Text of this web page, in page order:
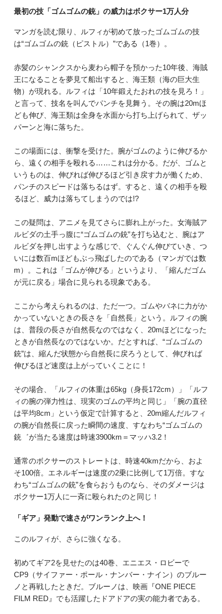
最初の技「ゴムゴムの銃」の威力はボクサー1万人分
マンガを読む限り、ルフィが初めて放ったゴムゴムの技
は“ゴムゴムの銃（ピストル）”である（1巻）。
赤髪のシャンクスから麦わら帽子を預かった10年後、海賊
王になることを夢見て船出すると、海王類（海の巨大生
物）が現れる。ルフィは「10年鍛えたおれの技を見ろ！」
と言って、技名を叫んでパンチを見舞う。その腕は20mほ
ども伸び、海王類は全身を水面から打ち上げられて、ザッ
パーンと海に落ちた。
この場面には、衝撃を受けた。腕がゴムのように伸びるか
ら、遠くの相手を殴れる……これは分かる。だが、ゴムと
いうものは、伸びれば伸びるほど引き戻す力が働くため、
パンチのスピードは落ちるはず。すると、遠くの相手を殴
るほど、威力は落ちてしまうのでは!?
この疑問は、アニメを見てさらに膨れ上がった。女海賊ア
ルビダの土手っ腹に“ゴムゴムの銃”を打ち込むと、腕はア
ルビダを押し出すような感じで、ぐんぐん伸びていき、つ
いには数百mほどもぶっ飛ばしたのである（マンガでは数
m）。これは「ゴムが伸びる」というより、「縮んだゴム
が元に戻る」場合に見られる現象である。
ここから考えられるのは、ただ一つ。ゴムやバネに力がか
かっていないときの長さを「自然長」という。ルフィの腕
は、普段の長さが自然長なのではなく、20mほどになった
ときが自然長なのではないか。だとすれば、“ゴムゴムの
銃”は、縮んだ状態から自然長に戻ろうとして、伸びれば
伸びるほど速度は上がっていくことに！
その場合、「ルフィの体重は65kg（身長172cm）」「ルフ
ィの腕の弾力性は、現実のゴムの平均と同じ」「腕の直径
は平均8cm」という仮定で計算すると、20m縮んだルフィ
の腕が自然長に戻った瞬間の速度、すなわち“ゴムゴムの
銃゛が当たる速度は時速3900km＝マッハ3.2！
通常のボクサーのストレートは、時速40kmだから、およ
そ100倍。エネルギーは速度の2乗に比例して1万倍。すな
わち“ゴムゴムの銃”を食らおうものなら、そのダメージは
ボクサー1万人に一斉に殴られたのと同じ！
「ギア」発動で速さがワンランク上へ！
このルフィが、さらに強くなる。
初めてギア2を見せたのは40巻、エニエス・ロビーで
CP9（サイファー・ポール・ナンバー・ナイン）のブルー
ノと再戦したときだ。ブルーノは、映画『ONE PIECE
FILM RED』でも活躍したドアドアの実の能力者である。